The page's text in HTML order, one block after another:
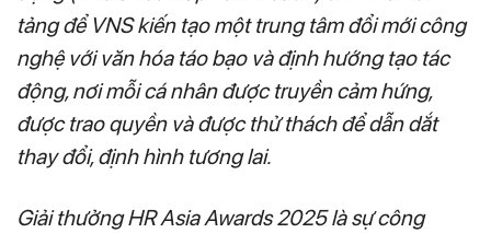
tảng để VNS kiến tạo một trung tâm đổi mới công
nghệ với văn hóa táo bạo và định hướng tạo tác
động, nơi mỗi cá nhân được truyền cảm hứng,
được trao quyền và được thử thách để dẫn dắt
thay đổi, định hình tương lai.
Giải thưởng HR Asia Awards 2025 là sự công